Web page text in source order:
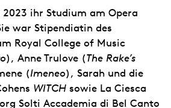
2023 ihr Studium am Opera
war Stipendiatin des
Royal College of Music
), Anne Trulove (The Rake’s
(Imeneo), Sarah und die
WITCH sowie La Ciesca
Solti Accademia di Bel Canto